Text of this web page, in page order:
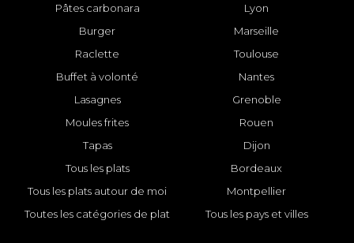
Pâtes carbonara
Burger
Raclette
Buffet à volonté
Lasagnes
Moules frites
Tapas
Tous les plats
Tous les plats autour de moi
Toutes les catégories de plat
Lyon
Marseille
Toulouse
Nantes
Grenoble
Rouen
Dijon
Bordeaux
Montpellier
Tous les pays et villes